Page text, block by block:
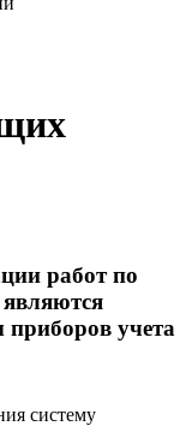
работ по
приборов учета
систему